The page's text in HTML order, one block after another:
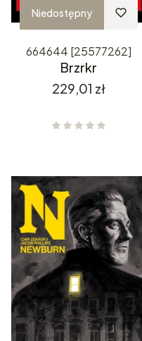
Niedostępny
664644 [25577262]
Brzrkr
Cena
229,01 zł